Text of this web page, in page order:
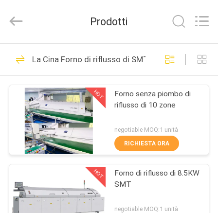
CASA
PRODOTTI
CIRCA
GIRO
DELLA
FABBRICA
UNIQUE
AUTOMATION
Rights
Saldatrice di riflusso
di SMT
26
Saldatrice senza
piombo di riflusso
25
Prodotti
La Cina Forno di riflusso di SMT
HOT
Forno senza piombo di
riflusso di 10 zone
negotiable MOQ:1 unità
RICHIESTA ORA
HOT
Forno di riflusso di 8.5KW
SMT
negotiable MOQ:1 unità